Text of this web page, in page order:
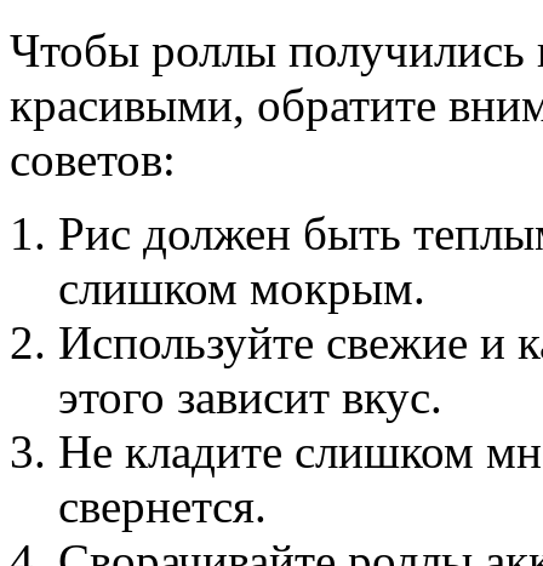
Чтобы роллы получились
красивыми, обратите
советов:
Рис должен быть
слишком мокрым.
Используйте свежие и
этого зависит вкус.
Не кладите слишком
свернется.